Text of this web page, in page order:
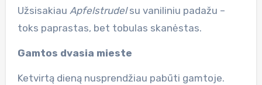
Užsisakiau Apfelstrudelsu vaniliniu padažu –
toks paprastas, bet tobulas skanėstas.
Gamtos dvasia mieste
Ketvirtą dieną nusprendžiau pabūti gamtoje.